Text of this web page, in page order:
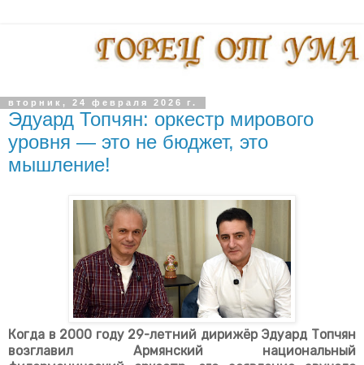
вторник, 24 февраля 2026 г.
Эдуард Топчян: оркестр мирового
уровня — это не бюджет, это
мышление!
Когда в 2000 году 29-летний дирижёр Эдуард Топчян
возглавил Армянский национальный